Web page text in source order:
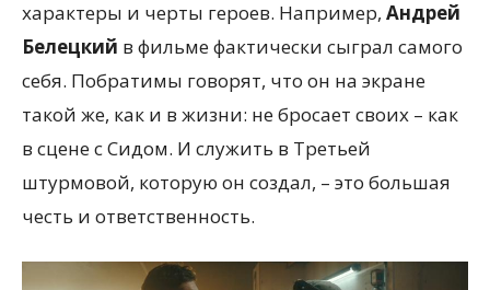
характеры и черты героев. Например, Андрей
Белецкий в фильме фактически сыграл самого
себя. Побратимы говорят, что он на экране
такой же, как и в жизни: не бросает своих – как
в сцене с Сидом. И служить в Третьей
штурмовой, которую он создал, – это большая
честь и ответственность.